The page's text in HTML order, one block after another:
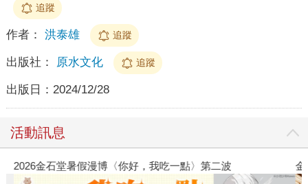
追蹤
作者： 洪泰雄 追蹤
出版社： 原水文化 追蹤
出版日： 2024/12/28
活動訊息
2026金石堂暑假漫博〈你好，我吃一點〉第二波 金